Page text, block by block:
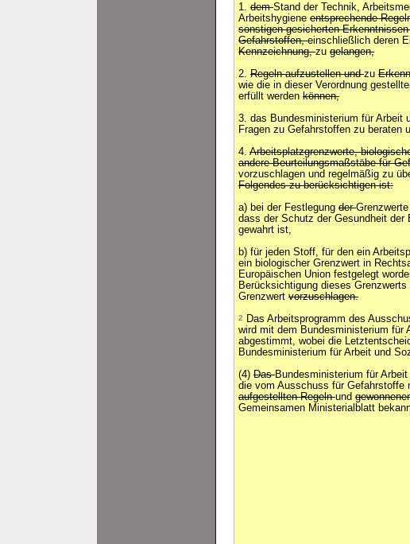
1. demStand der Technik,
Arbeitshygiene entsprechende
sonstigen gesicherten
Gefahrstoffen,einschließlich deren
Kennzeichnung,zu gelangen,
2. Regeln aufzustellen undzu
wie die in dieser Verordnung
erfüllt werden können,
3. das Bundesministerium für Arbeit
Fragen zu Gefahrstoffen zu beraten
4. Arbeitsplatzgrenzwerte,
andere Beurteilungsmaßstäbe für
vorzuschlagen und regelmäßig zu
Folgendes zu berücksichtigen ist:
a) bei der Festlegung derGrenzwerte
dass der Schutz der Gesundheit der
gewahrt ist,
b) für jeden Stoff, für den ein
ein biologischer Grenzwert in
Europäischen Union festgelegt
Berücksichtigung dieses Grenzwerts
Grenzwert vorzuschlagen.
2
Das Arbeitsprogramm des
wird mit dem Bundesministerium für
abgestimmt, wobei die
Bundesministerium für Arbeit und
(4) DasBundesministerium für
die vom Ausschuss für Gefahrstoffe
aufgestellten Regelnund
Gemeinsamen Ministerialblatt